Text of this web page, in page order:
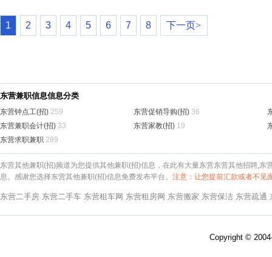
1 2 3 4 5 6 7 8 下一页>
东营兼职信息信息分类
东营钟点工(招) 259 东营促销导购(招) 36
东营兼职会计(招) 33 东营家教(招) 19
东营求职兼职 289
东营其他兼职(招)频道为您提供其他兼职(招)信息，在此有大量东营东营其他招聘,
息。感谢您选择东营其他兼职(招)信息免费发布平台。 注意：让您提前汇款或者不见
东营二手房 东营二手车 东营租车网 东营租房网 东营搬家 东营保洁 东营疏通
Copyright ©